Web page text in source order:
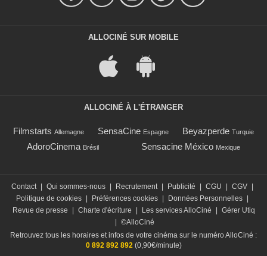
ALLOCINÉ SUR MOBILE
ALLOCINÉ À L'ÉTRANGER
Filmstarts Allemagne SensaCine Espagne Beyazperde Turquie
AdoroCinema Brésil Sensacine México Mexique
Contact Qui sommes-nous Recrutement Publicité CGU CGV
Politique de cookies
Préférences cookies Données Personnelles
Revue de presse
Charte d'écriture Les services AlloCiné
Gérer Utiq
©AlloCiné
Retrouvez tous les horaires et infos de votre cinéma sur le numéro AlloCiné :
0 892 892 892(0,90€/minute)